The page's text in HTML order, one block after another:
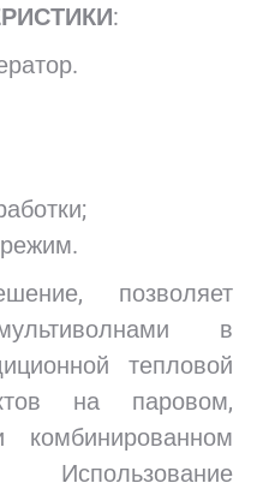
:
позволяет
в
тепловой
на паровом,
комбинированном